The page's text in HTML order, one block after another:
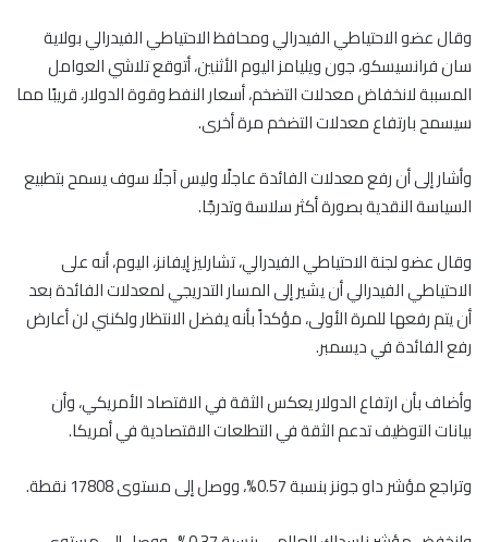
وقال عضو الاحتياطي الفيدرالي ومحافظ الاحتياطي الفيدرالي بولاية
سان فرانسيسكو، جون ويليامز اليوم الأثنين، أتوقع تلاشي العوامل
المسببة لانخفاض معدلات التضخم، أسعار النفط وقوة الدولار، قريبًا مما
سيسمح بارتفاع معدلات التضخم مرة أخرى.
وأشار إلى أن رفع معدلات الفائدة عاجلًا وليس آجلًا سوف يسمح بتطبيع
السياسة النقدية بصورة أكثر سلاسة وتدرجًا.
وقال عضو لجنة الاحتياطي الفيدرالي، تشارليز إيفانز، اليوم، أنه على
الاحتياطي الفيدرالي أن يشير إلى المسار التدريجي لمعدلات الفائدة بعد
أن يتم رفعها للمرة الأولى، مؤكداً بأنه يفضل الانتظار ولكنني لن أعارض
رفع الفائدة في ديسمبر.
وأضاف بأن ارتفاع الدولار يعكس الثقة في الاقتصاد الأمريكي، وأن
بيانات التوظيف تدعم الثقة في التطلعات الاقتصادية في أمريكا.
وتراجع مؤشر داو جونز بنسبة 0.57%، ووصل إلى مستوى 17808 نقطة.